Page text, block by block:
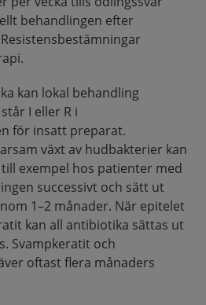
behandlingen efter
kan lokal behandling
I eller R i
för insatt preparat.
växt av hudbakterier kan
exempel hos patienter med
successivt och sätt ut
1–2 månader. När epitelet
kan all antibiotika sättas ut
Svampkeratit och
oftast flera månaders